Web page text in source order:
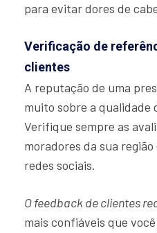
para evitar dores de
Verificação de
clientes
A reputação de uma
muito sobre a qualidade
Verifique sempre as
moradores da sua
redes sociais.
O feedback de clientes
mais confiáveis que